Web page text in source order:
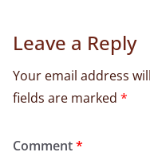
Leave a Reply
Your email address
fields are marked *
Comment*